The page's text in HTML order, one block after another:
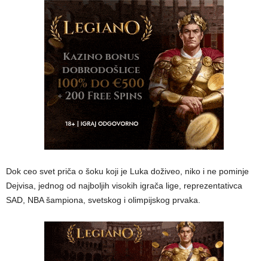
Dok ceo svet priča o šoku koji je Luka doživeo, niko i ne pominje
Dejvisa, jednog od najboljih visokih igrača lige, reprezentativca
SAD, NBA šampiona, svetskog i olimpijskog prvaka.